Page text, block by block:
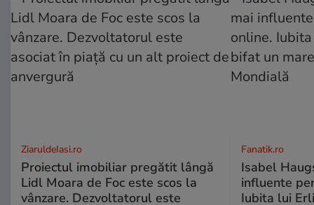
ZiaruldeIasi.ro
Proiectul imobiliar pregătit lângă
Lidl Moara de Foc este scos la
vânzare. Dezvoltatorul este
Fanatik.ro
Isabel
influente
Iubita lui